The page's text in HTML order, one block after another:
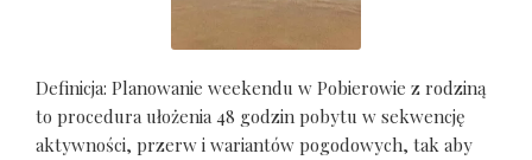
Definicja: Planowanie weekendu w Pobierowie z rodziną
to procedura ułożenia 48 godzin pobytu w sekwencję
aktywności, przerw i wariantów pogodowych, tak aby